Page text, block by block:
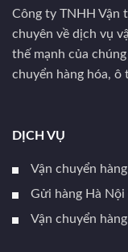
Công ty TNHH Vận
chuyên về dịch vụ
thế mạnh của
chuyển hàng hóa, ô
DỊCH VỤ
Vận chuyển
Gửi hàng Hà Nội
Vận chuyển